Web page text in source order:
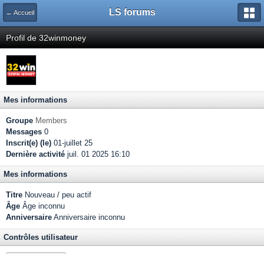
← Accueil LS forums
Profil de 32winmoney
Mes informations
Groupe Members
Messages 0
Inscrit(e) (le) 01-juillet 25
Dernière activité juil. 01 2025 16:10
Mes informations
Titre Nouveau / peu actif
Âge Âge inconnu
Anniversaire Anniversaire inconnu
Contrôles utilisateur